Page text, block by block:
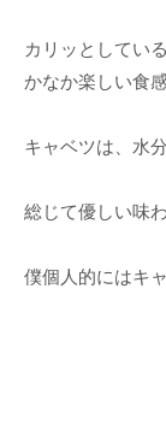
カリッとしてい
かなか楽しい食感
キャベツは、水
総じて優しい味
僕個人的にはキ